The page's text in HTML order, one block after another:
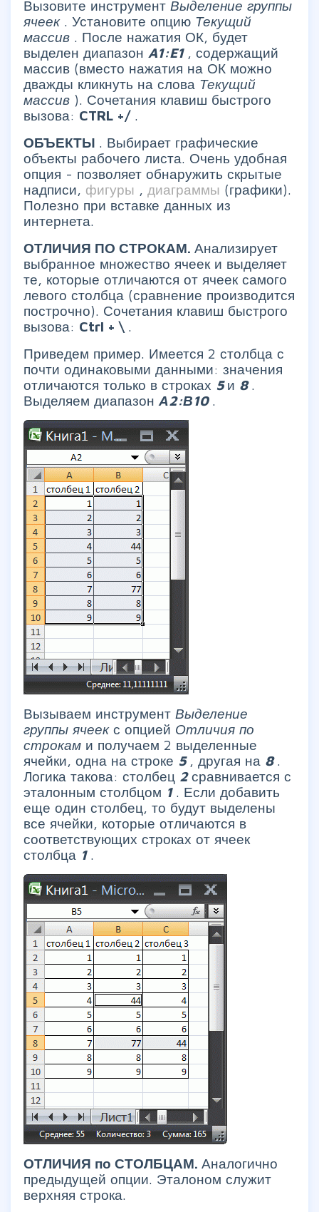
Вызовите инструмент Выделение группы
ячеек . Установите опцию Текущий
массив . После нажатия ОК, будет
выделен диапазон A1:E1 , содержащий
массив (вместо нажатия на ОК можно
дважды кликнуть на слова Текущий
массив ). Сочетания клавиш быстрого
вызова: CTRL +/ .
ОБЪЕКТЫ . Выбирает графические
объекты рабочего листа. Очень удобная
опция - позволяет обнаружить скрытые
надписи, фигуры , диаграммы (графики).
Полезно при вставке данных из
интернета.
ОТЛИЧИЯ ПО СТРОКАМ. Анализирует
выбранное множество ячеек и выделяет
те, которые отличаются от ячеек самого
левого столбца (сравнение производится
построчно). Сочетания клавиш быстрого
вызова: Ctrl + \ .
Приведем пример. Имеется 2 столбца с
почти одинаковыми данными: значения
отличаются только в строках 5и 8.
Выделяем диапазон А2:В10 .
Вызываем инструмент Выделение
группы ячеек с опцией Отличия по
строкам и получаем 2 выделенные
ячейки, одна на строке 5 , другая на 8.
Логика такова: столбец 2сравнивается с
эталонным столбцом 1 . Если добавить
еще один столбец, то будут выделены
все ячейки, которые отличаются в
соответствующих строках от ячеек
столбца 1 .
ОТЛИЧИЯ по СТОЛБЦАМ. Аналогично
предыдущей опции. Эталоном служит
верхняя строка.